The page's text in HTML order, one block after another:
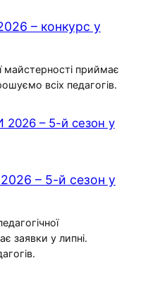
– конкурс у
майстерності приймає
всіх педагогів.
– 5-й сезон у
заявки у липні.